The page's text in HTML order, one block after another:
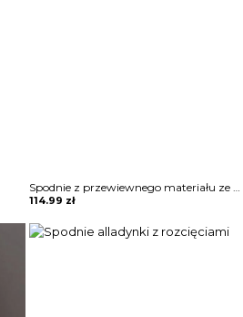
Spodnie z przewiewnego materiału ze ściągaczami
114.99 zł